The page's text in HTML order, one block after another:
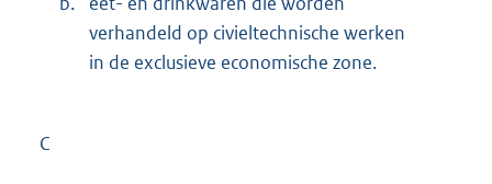
verhandeld op civieltechnische werken
in de exclusieve economische zone.
C